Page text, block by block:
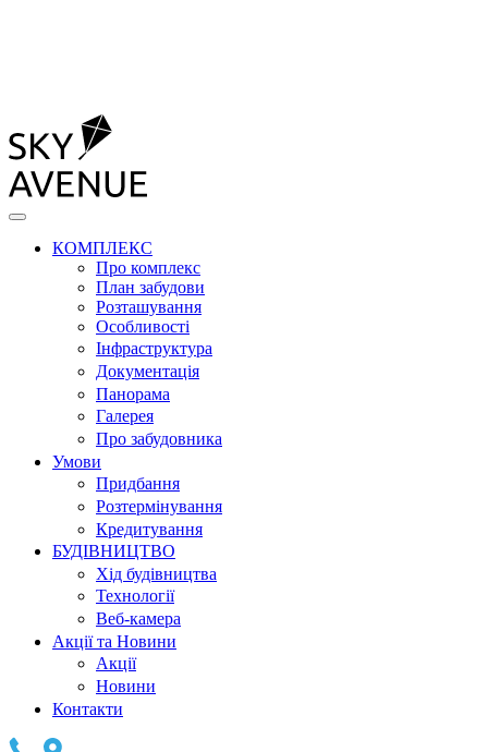
КОМПЛЕКС
Про комплекс
План забудови
Розташування
Особливості
Інфраструктура
Документація
Панорама
Галерея
Про забудовника
Умови
Придбання
Розтермінування
Кредитування
БУДІВНИЦТВО
Хід будівництва
Технології
Веб-камера
Акції та Новини
Акції
Новини
Контакти